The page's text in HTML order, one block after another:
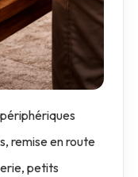
remise en route
petits